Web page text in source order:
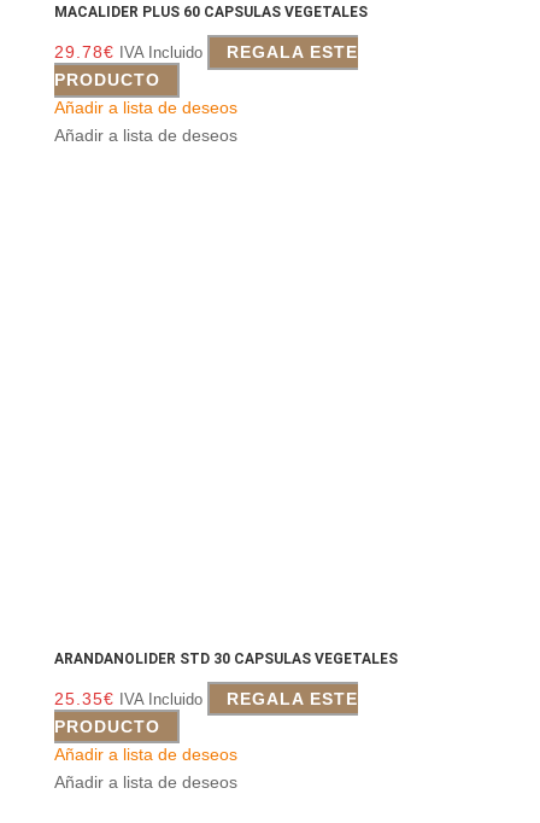
MACALIDER PLUS 60 CAPSULAS VEGETALES
29.78€ IVA Incluido
REGALA ESTE
PRODUCTO
Añadir a lista de deseos
Añadir a lista de deseos
ARANDANOLIDER STD 30 CAPSULAS VEGETALES
25.35€ IVA Incluido
REGALA ESTE
PRODUCTO
Añadir a lista de deseos
Añadir a lista de deseos